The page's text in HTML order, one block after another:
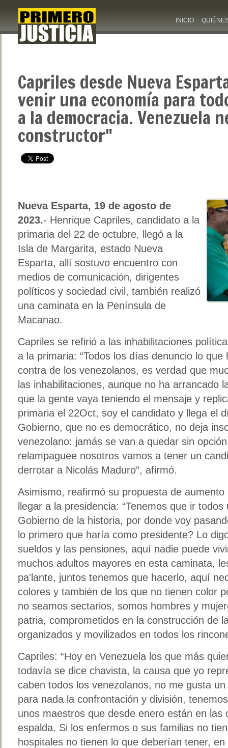
INICIO
Capriles desde Nueva
venir una economía para
a la democracia. Venezuela
constructor"
Nueva Esparta, 19 de agosto de
2023.- Henrique Capriles, candidato a la
primaria del 22 de octubre, llegó a la
Isla de Margarita, estado Nueva
Esparta, allí sostuvo encuentro con
medios de comunicación, dirigentes
políticos y sociedad civil, también realizó
una caminata en la Península de
Macanao.
Capriles se refirió a las inhabilitaciones
a la primaria: “Todos los días denuncio lo
contra de los venezolanos, es verdad que
las inhabilitaciones, aunque no ha arrancado
que la gente vaya teniendo el mensaje y
primaria el 22Oct, soy el candidato y llega el
Gobierno, que no es democrático, no deja
venezolano: jamás se van a quedar sin
relampaguee nosotros vamos a tener un
derrotar a Nicolás Maduro”, afirmó.
Asimismo, reafirmó su propuesta de
llegar a la presidencia: “Tenemos que ir
Gobierno de la historia, por donde voy
lo primero que haría como presidente? Lo
sueldos y las pensiones, aquí nadie puede
muchos adultos mayores en esta caminata,
pa'lante, juntos tenemos que hacerlo, aquí
colores y también de los que no tienen color
no seamos sectarios, somos hombres y
patria, comprometidos en la construcción de
organizados y movilizados en todos los
Capriles: “Hoy en Venezuela los que más
todavía se dice chavista, la causa que yo
caben todos los venezolanos, no me gusta
para nada la confrontación y división,
unos maestros que desde enero están en las
espalda. Si los enfermos o sus familias no
hospitales no tienen lo que deberían tener,